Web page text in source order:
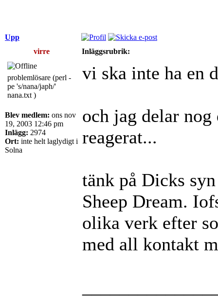
Upp
virre
Inläggsrubrik:
problemlösare (perl -
pe 's/nana/japh/'
nana.txt )
Blev medlem: ons nov
19, 2003 12:46 pm
Inlägg: 2974
Ort: inte helt laglydigt i
Solna
vi ska inte ha en
och jag delar
reagerat...
tänk på Dicks
Sheep Dream.
olika verk efter
med all kontakt